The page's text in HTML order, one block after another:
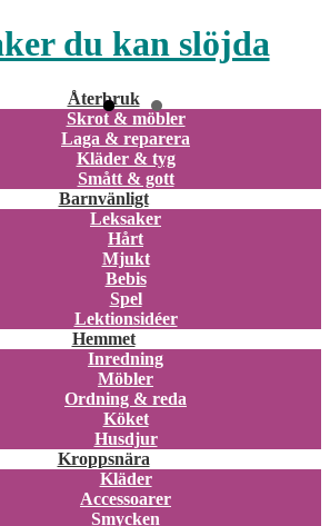
Återbruk
Skrot & möbler
Laga & reparera
Kläder & tyg
Smått & gott
Barnvänligt
Leksaker
Hårt
Mjukt
Bebis
Spel
Lektionsidéer
Hemmet
Inredning
Möbler
Ordning & reda
Köket
Husdjur
Kroppsnära
Kläder
Accessoarer
Smycken